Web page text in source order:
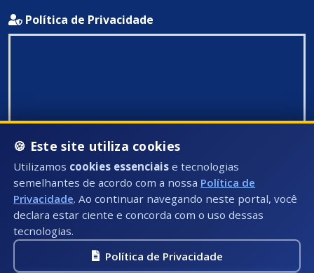
Política de Privacidade
🍪 Este site utiliza cookies
Utilizamos cookies essenciais e tecnologias
semelhantes de acordo com a nossa Política de
Privacidade. Ao continuar navegando neste portal, você
declara estar ciente e concorda com o uso dessas
tecnologias.
Política de Privacidade